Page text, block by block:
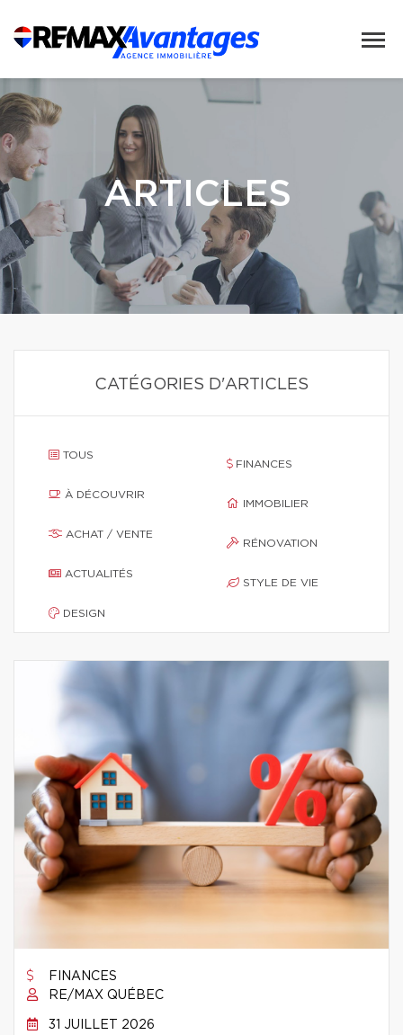
ARTICLES
CATÉGORIES D'ARTICLES
TOUS
À DÉCOUVRIR
ACHAT / VENTE
ACTUALITÉS
DESIGN
FINANCES
IMMOBILIER
RÉNOVATION
STYLE DE VIE
FINANCES
RE/MAX QUÉBEC
31 JUILLET 2026